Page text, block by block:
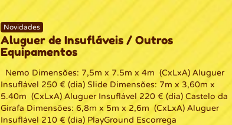
Novidades
Aluguer de Insufláveis / Outros
Equipamentos
Nemo Dimensões: 7,5m x 7.5m x 4m (CxLxA) Aluguer
Insuflável 250 € (dia) Slide Dimensões: 7m x 3,60m x
5.40m (CxLxA) Aluguer Insuflável 220 € (dia) Castelo da
Girafa Dimensões: 6,8m x 5m x 2,6m (CxLxA) Aluguer
Insuflável 210 € (dia) PlayGround Escorrega